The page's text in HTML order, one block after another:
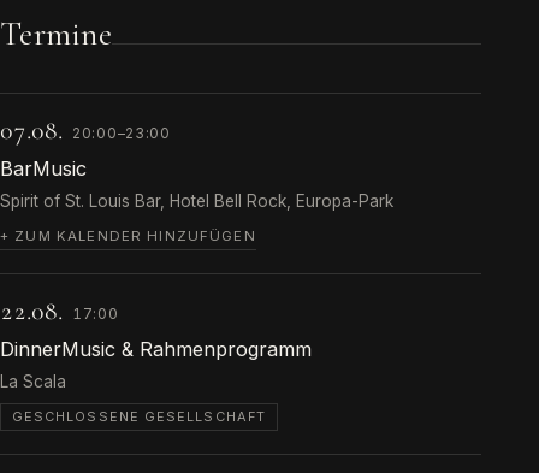
Termine
07.08. 20:00–23:00
BarMusic
Spirit of St. Louis Bar, Hotel Bell Rock, Europa-Park
+ ZUM KALENDER HINZUFÜGEN
22.08. 17:00
DinnerMusic & Rahmenprogramm
La Scala
GESCHLOSSENE GESELLSCHAFT